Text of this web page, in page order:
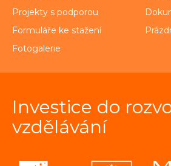
Projekty s podporou
Formuláře ke stažení
Fotogalerie
Investice do
vzdělávání